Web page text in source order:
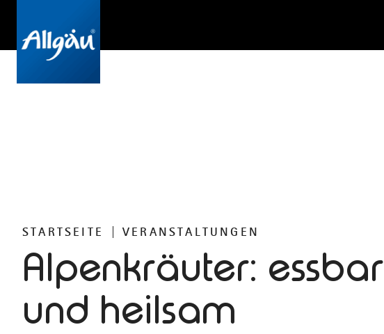
STARTSEITE VERANSTALTUNGEN
Alpenkräuter: essbar
und heilsam